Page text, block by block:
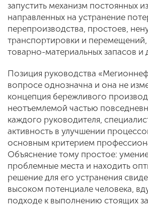
запустить механизм постоянных
направленных на устранение
перепроизводства, простоев,
транспортировки и перемещений,
товарно-материальных запасов и
Позиция руководства
вопросе однозначна и она не
концепция бережливого
неотъемлемой частью
каждого руководителя,
активность в улучшении
основным критерием
Объяснение тому простое:
проблемные места и находить
решение для его устранения
высоком потенциале человека,
подходе к выполнению стоящих